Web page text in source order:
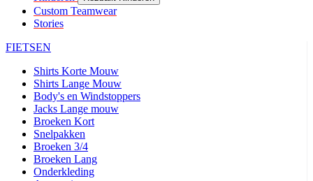
Custom Teamwear
Stories
FIETSEN
Shirts Korte Mouw
Shirts Lange Mouw
Body's en Windstoppers
Jacks Lange mouw
Broeken Kort
Snelpakken
Broeken 3/4
Broeken Lang
Onderkleding